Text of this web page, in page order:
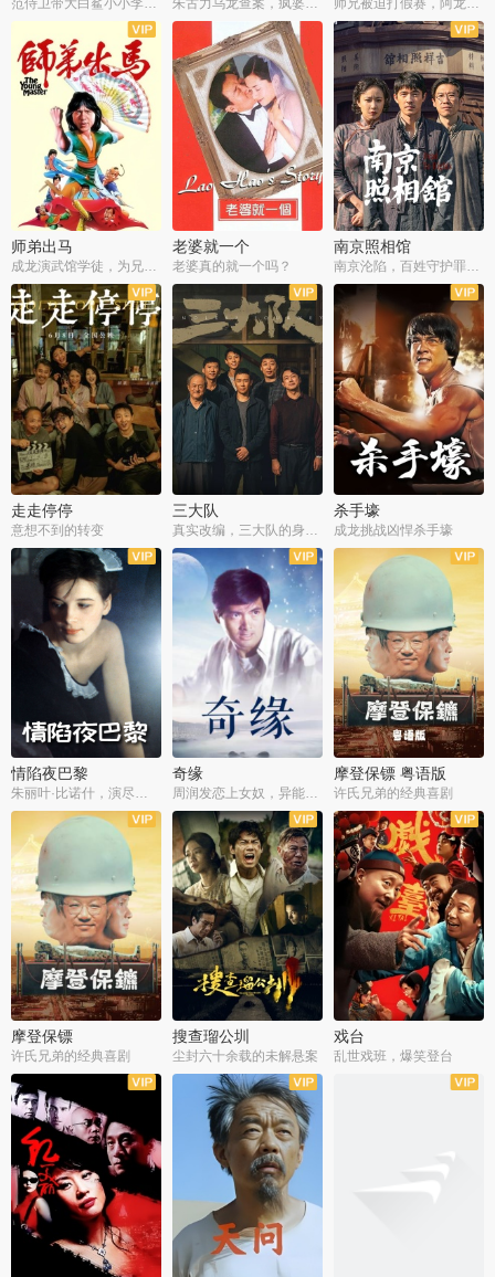
范侍卫带大白鲨小小李破案寻妃 朱古力乌龙查案，疯婆子神助攻 师兄被迫打假赛，阿龙追查斗黑帮
师弟出马
成龙演武馆学徒，为兄搏命战黑道
老婆就一个
老婆真的就一个吗？
南京照相馆
南京沦陷，百姓守护罪证底片
走走停停
意想不到的转变
三大队 杀手壕
成龙挑战凶悍杀手壕
情陷夜巴黎
朱丽叶·比诺什，演尽失爱之痛
奇缘
周润发恋上女奴，异能护体战邪派
摩登保镖 粤语版
许氏兄弟的经典喜剧
摩登保镖
许氏兄弟的经典喜剧
搜查瑠公圳
尘封六十余载的未解悬案
戏台
乱世戏班，爆笑登台